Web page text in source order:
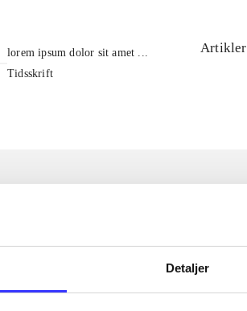
Detaljer
lorem ipsum dolor sit amet ...
Tidsskrift